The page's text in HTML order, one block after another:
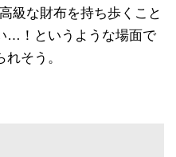
級な財布を持ち歩くこと
…！というような場面で
そう。